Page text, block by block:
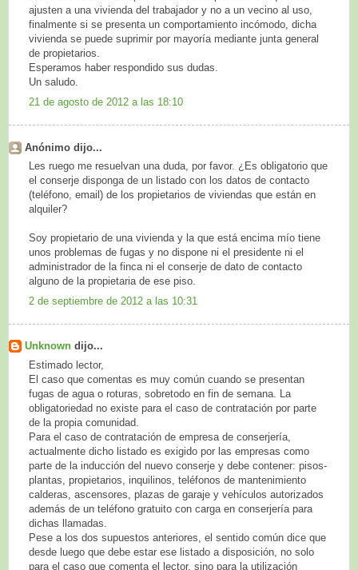
ajusten a una vivienda del trabajador y no a un vecino al uso,
finalmente si se presenta un comportamiento incómodo, dicha
vivienda se puede suprimir por mayoría mediante junta general
de propietarios.
Esperamos haber respondido sus dudas.
Un saludo.
21 de agosto de 2012 a las 18:10
Anónimo dijo...
Les ruego me resuelvan una duda, por favor. ¿Es obligatorio que
el conserje disponga de un listado con los datos de contacto
(teléfono, email) de los propietarios de viviendas que están en
alquiler?
Soy propietario de una vivienda y la que está encima mío tiene
unos problemas de fugas y no dispone ni el presidente ni el
administrador de la finca ni el conserje de dato de contacto
alguno de la propietaria de ese piso.
2 de septiembre de 2012 a las 10:31
Unknown dijo...
Estimado lector,
El caso que comentas es muy común cuando se presentan
fugas de agua o roturas, sobretodo en fin de semana. La
obligatoriedad no existe para el caso de contratación por parte
de la propia comunidad.
Para el caso de contratación de empresa de conserjería,
actualmente dicho listado es exigido por las empresas como
parte de la inducción del nuevo conserje y debe contener: pisos-
plantas, propietarios, inquilinos, teléfonos de mantenimiento
calderas, ascensores, plazas de garaje y vehículos autorizados
además de un teléfono gratuito con carga en conserjería para
dichas llamadas.
Pese a los dos supuestos anteriores, el sentido común dice que
desde luego que debe estar ese listado a disposición, no solo
para el caso que comenta el lector, sino para la utilización